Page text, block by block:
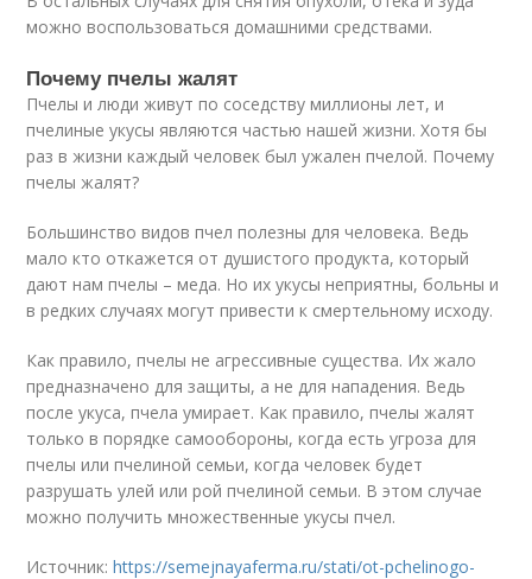
можно воспользоваться домашними средствами.
Почему пчелы жалят
Пчелы и люди живут по соседству миллионы лет, и
пчелиные укусы являются частью нашей жизни. Хотя бы
раз в жизни каждый человек был ужален пчелой. Почему
пчелы жалят?
Большинство видов пчел полезны для человека. Ведь
мало кто откажется от душистого продукта, который
дают нам пчелы – меда. Но их укусы неприятны, больны и
в редких случаях могут привести к смертельному исходу.
Как правило, пчелы не агрессивные существа. Их жало
предназначено для защиты, а не для нападения. Ведь
после укуса, пчела умирает. Как правило, пчелы жалят
только в порядке самообороны, когда есть угроза для
пчелы или пчелиной семьи, когда человек будет
разрушать улей или рой пчелиной семьи. В этом случае
можно получить множественные укусы пчел.
Источник:https://semejnayaferma.ru/stati/ot-pchelinogo-